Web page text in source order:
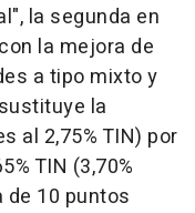
la segunda en
la mejora de
a tipo mixto y
la
al 2,75% TIN) por
TIN (3,70%
de 10 puntos